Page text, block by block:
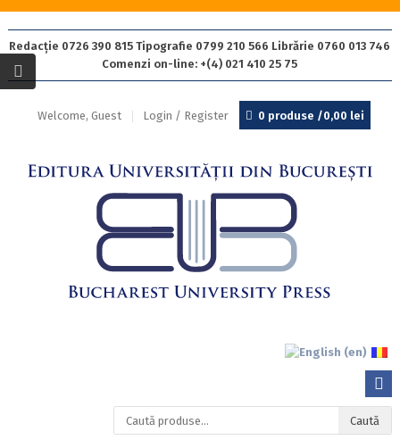
Redacție 0726 390 815 Tipografie 0799 210 566 Librărie 0760 013 746
Comenzi on-line: +(4) 021 410 25 75
Welcome, Guest Login / Register 0 produse /0,00 lei
Caută
după:
Caută